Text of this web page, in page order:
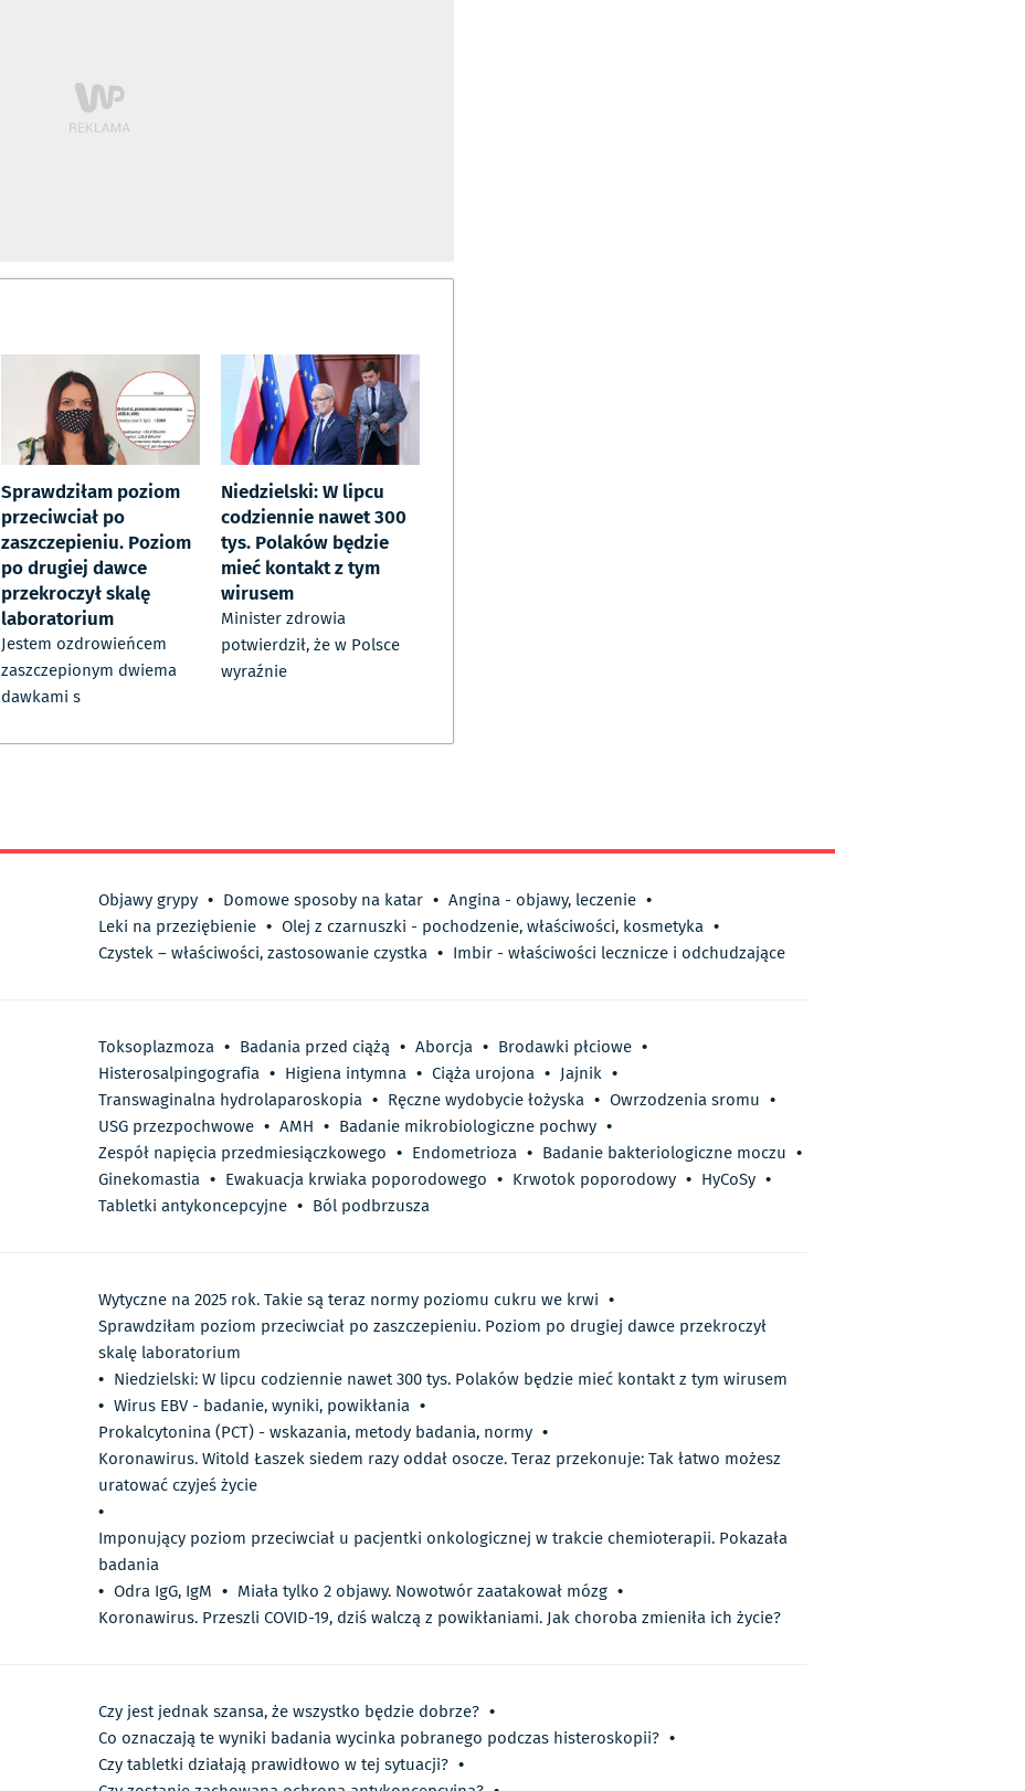
Sprawdziłam poziom
przeciwciał po
zaszczepieniu. Poziom
po drugiej dawce
przekroczył skalę
laboratorium
Jestem ozdrowieńcem
zaszczepionym dwiema
dawkami s
Niedzielski: W lipcu
codziennie nawet 300
tys. Polaków będzie
mieć kontakt z tym
wirusem
Minister zdrowia
potwierdził, że w Polsce
wyraźnie
Objawy grypy • Domowe sposoby na katar • Angina - objawy, leczenie •
Leki na przeziębienie • Olej z czarnuszki - pochodzenie, właściwości, kosmetyka •
Czystek – właściwości, zastosowanie czystka • Imbir - właściwości lecznicze i odchudzające
Toksoplazmoza • Badania przed ciążą • Aborcja • Brodawki płciowe •
Histerosalpingografia • Higiena intymna • Ciąża urojona • Jajnik •
Transwaginalna hydrolaparoskopia • Ręczne wydobycie łożyska • Owrzodzenia sromu •
USG przezpochwowe • AMH • Badanie mikrobiologiczne pochwy •
Zespół napięcia przedmiesiączkowego • Endometrioza • Badanie bakteriologiczne moczu •
Ginekomastia • Ewakuacja krwiaka poporodowego • Krwotok poporodowy • HyCoSy •
Tabletki antykoncepcyjne • Ból podbrzusza
Wytyczne na 2025 rok. Takie są teraz normy poziomu cukru we krwi •
Sprawdziłam poziom przeciwciał po zaszczepieniu. Poziom po drugiej dawce przekroczył
skalę laboratorium
• Niedzielski: W lipcu codziennie nawet 300 tys. Polaków będzie mieć kontakt z tym wirusem
• Wirus EBV - badanie, wyniki, powikłania •
Prokalcytonina (PCT) - wskazania, metody badania, normy •
Koronawirus. Witold Łaszek siedem razy oddał osocze. Teraz przekonuje: Tak łatwo możesz
uratować czyjeś życie
•
Imponujący poziom przeciwciał u pacjentki onkologicznej w trakcie chemioterapii. Pokazała
badania
• Odra IgG, IgM • Miała tylko 2 objawy. Nowotwór zaatakował mózg •
Koronawirus. Przeszli COVID-19, dziś walczą z powikłaniami. Jak choroba zmieniła ich życie?
Czy jest jednak szansa, że wszystko będzie dobrze? •
Co oznaczają te wyniki badania wycinka pobranego podczas histeroskopii? •
Czy tabletki działają prawidłowo w tej sytuacji? •